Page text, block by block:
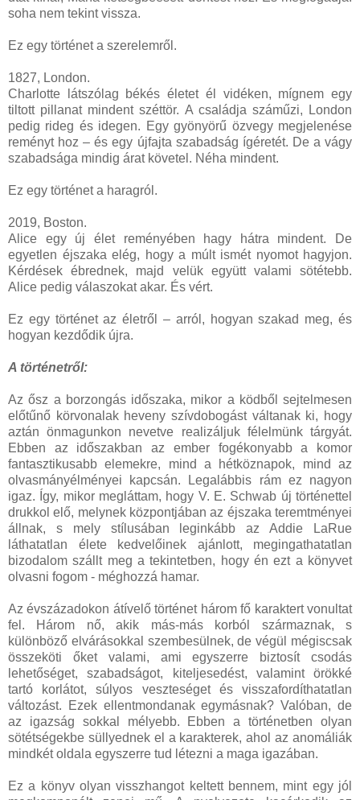
soha nem tekint vissza.
Ez egy történet a szerelemről.
1827, London.
Charlotte látszólag békés életet él vidéken, mígnem egy
tiltott pillanat mindent széttör. A családja száműzi, London
pedig rideg és idegen. Egy gyönyörű özvegy megjelenése
reményt hoz – és egy újfajta szabadság ígéretét. De a vágy
szabadsága mindig árat követel. Néha mindent.
Ez egy történet a haragról.
2019, Boston.
Alice egy új élet reményében hagy hátra mindent. De
egyetlen éjszaka elég, hogy a múlt ismét nyomot hagyjon.
Kérdések ébrednek, majd velük együtt valami sötétebb.
Alice pedig válaszokat akar. És vért.
Ez egy történet az életről – arról, hogyan szakad meg, és
hogyan kezdődik újra.
A történetről:
Az ősz a borzongás időszaka, mikor a ködből sejtelmesen
előtűnő körvonalak heveny szívdobogást váltanak ki, hogy
aztán önmagunkon nevetve realizáljuk félelmünk tárgyát.
Ebben az időszakban az ember fogékonyabb a komor
fantasztikusabb elemekre, mind a hétköznapok, mind az
olvasmányélményei kapcsán. Legalábbis rám ez nagyon
igaz. Így, mikor megláttam, hogy V. E. Schwab új történettel
drukkol elő, melynek központjában az éjszaka teremtményei
állnak, s mely stílusában leginkább az Addie LaRue
láthatatlan élete kedvelőinek ajánlott, megingathatatlan
bizodalom szállt meg a tekintetben, hogy én ezt a könyvet
olvasni fogom - méghozzá hamar.
Az évszázadokon átívelő történet három fő karaktert vonultat
fel. Három nő, akik más-más korból származnak, s
különböző elvárásokkal szembesülnek, de végül mégiscsak
összeköti őket valami, ami egyszerre biztosít csodás
lehetőséget, szabadságot, kiteljesedést, valamint örökké
tartó korlátot, súlyos veszteséget és visszafordíthatatlan
változást. Ezek ellentmondanak egymásnak? Valóban, de
az igazság sokkal mélyebb. Ebben a történetben olyan
sötétségekbe süllyednek el a karakterek, ahol az anomáliák
mindkét oldala egyszerre tud létezni a maga igazában.
Ez a könyv olyan visszhangot keltett bennem, mint egy jól